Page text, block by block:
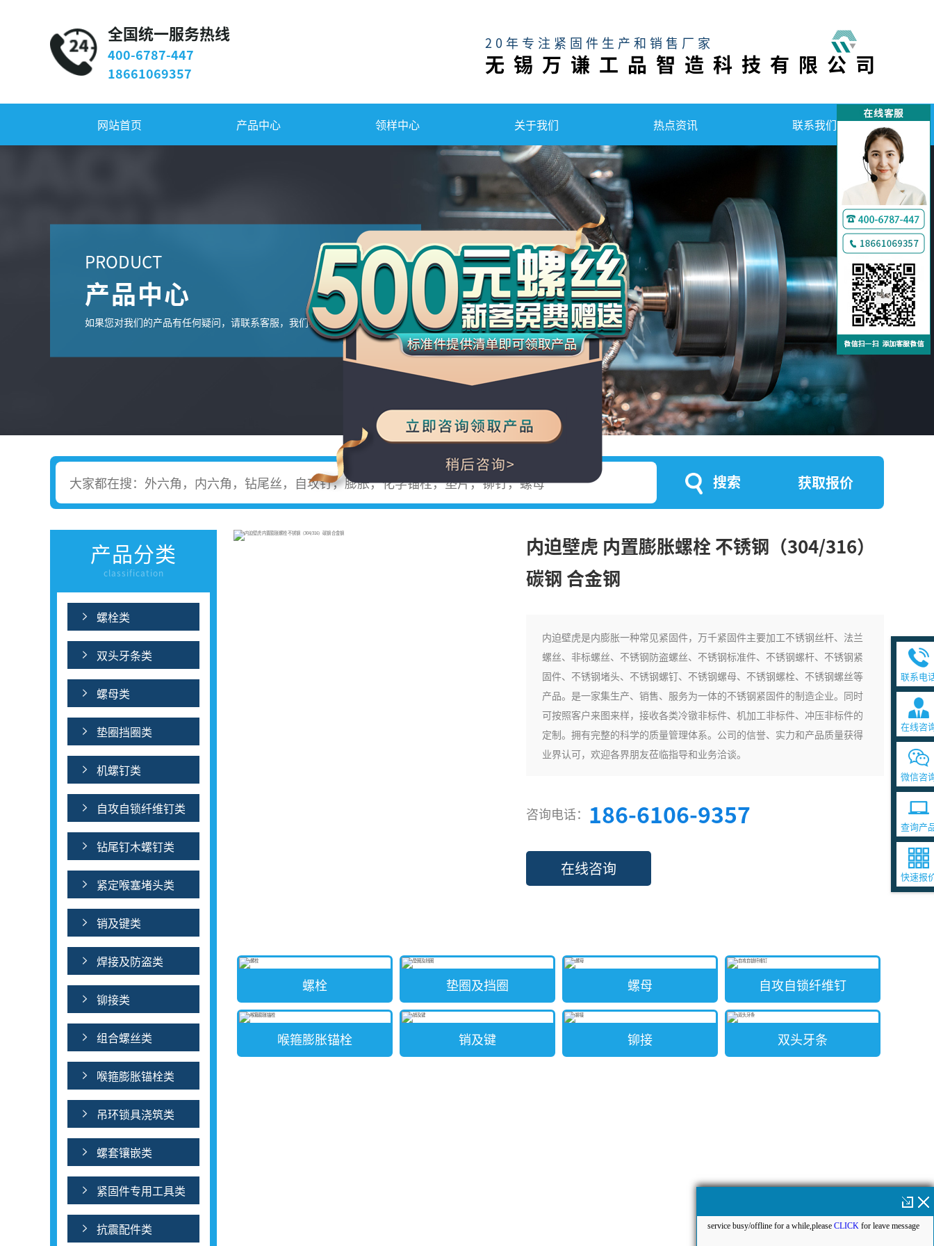
全国统一服务热线
400-6787-447
18661069357
20年专注紧固件生产和销售厂家
无锡万谦工品智造科技有限公司
网站首页 产品中心 领样中心 关于我们 热点资讯 联系我们
PRODUCT
产品中心
如果您对我们的产品有任何疑问，请联系客服，我们将竭诚为您服务。
搜索 获取报价
产品分类
classification
螺栓类
双头牙条类
螺母类
垫圈挡圈类
机螺钉类
自攻自锁纤维钉类
钻尾钉木螺钉类
紧定喉塞堵头类
销及键类
焊接及防盗类
铆接类
组合螺丝类
喉箍膨胀锚栓类
吊环锁具浇筑类
螺套镶嵌类
紧固件专用工具类
抗震配件类
内迫壁虎 内置膨胀螺栓 不锈钢（304/316）
碳钢 合金钢
内迫壁虎是内膨胀一种常见紧固件，万千紧固件主要加工不锈钢丝杆、法兰
螺丝、非标螺丝、不锈钢防盗螺丝、不锈钢标准件、不锈钢螺杆、不锈钢紧
固件、不锈钢堵头、不锈钢螺钉、不锈钢螺母、不锈钢螺栓、不锈钢螺丝等
产品。是一家集生产、销售、服务为一体的不锈钢紧固件的制造企业。同时
可按照客户来图来样，接收各类冷镦非标件、机加工非标件、冲压非标件的
定制。拥有完整的科学的质量管理体系。公司的信誉、实力和产品质量获得
业界认可，欢迎各界朋友莅临指导和业务洽谈。
咨询电话： 186-6106-9357
在线咨询
螺栓 垫圈及挡圈 螺母 自攻自锁纤维钉
喉箍膨胀锚栓 销及键 铆接 双头牙条
联系电
在线咨
微信咨
查询产
快速报
千
工
品